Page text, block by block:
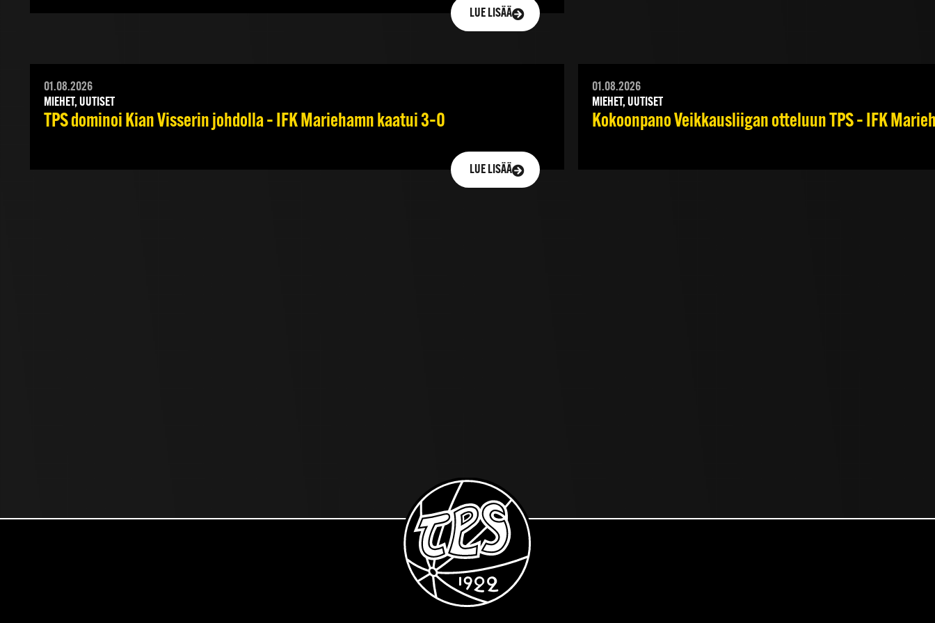
LUE LISÄÄ
01.08.2026
MIEHET, UUTISET
TPS dominoi Kian Visserin johdolla – IFK Mariehamn kaatui 3–0
LUE LISÄÄ
01.08.2026
MIEHET, UUTISET
Kokoonpano Veikkausliigan otteluun TPS – IFK